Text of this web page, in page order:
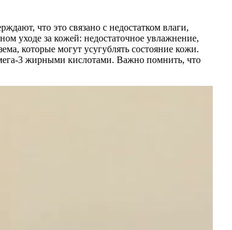
что это связано с недостатком влаги,
уходе за кожей: недостаточное увлажнение,
которые могут усугублять состояние кожи.
3 жирными кислотами. Важно помнить, что